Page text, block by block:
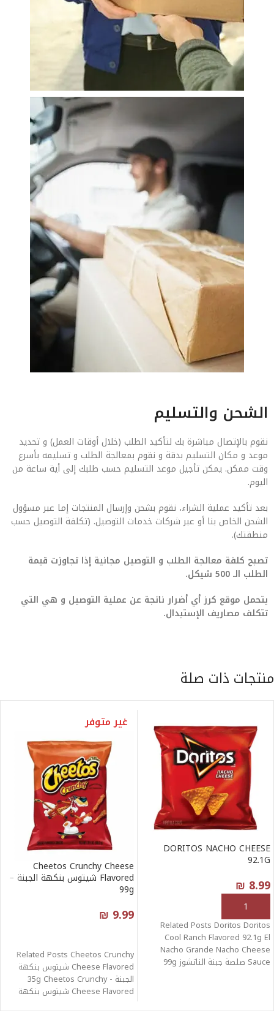
الشحن والتسليم
نقوم بالإتصال مباشرة بك لتأكيد الطلب (خلال أوقات العمل) و تحديد
موعد و مكان التسليم بدقة و نقوم بمعالجة الطلب و تسليمه بأسرع
وقت ممكن. يمكن تأجيل موعد التسليم حسب طلبك إلى أية ساعة من
اليوم.
بعد تأكيد عملية الشراء، نقوم بشحن وإرسال المنتجات إما عبر مسؤول
الشحن الخاص بنا أو عبر شركات خدمات التوصيل. (تكلفة التوصيل حسب
منطقتك).
تصبح كلفة معالجة الطلب و التوصيل مجانية إذا تجاوزت قيمة
الطلب الـ 500 شيكل.
يتحمل موقع كرز أي أضرار ناتجة عن عملية التوصيل و هي التي
تتكلف مصاريف الإستبدال.
منتجات ذات صلة
DORITOS NACHO CHEESE
92.1G
₪ 8.99
إضافة إلى السلة
Related Posts Doritos Doritos
Cool Ranch Flavored 92.1g El
Nacho Grande Nacho Cheese
Sauce صلصة جبنة الناتشوز 99g
غير متوفر
Cheetos Crunchy Cheese
Flavored شيتوس بنكهة الجبنة –
99g
₪ 9.99
Related Posts Cheetos Crunchy
Cheese Flavored شيتوس بنكهة
الجبنة - 35g Cheetos Crunchy
Cheese Flavored شيتوس بنكهة